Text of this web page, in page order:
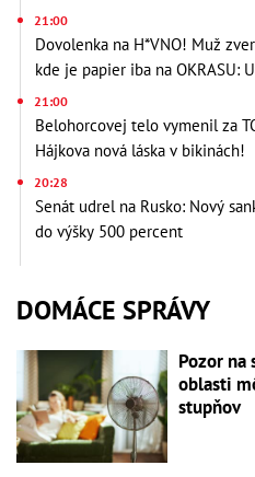
21:00
Dovolenka na H*VNO! Muž
kde je papier iba na OKRASU:
21:00
Belohorcovej telo vymenil za
Hájkova nová láska v bikinách!
20:28
Senát udrel na Rusko: Nový
do výšky 500 percent
DOMÁCE SPRÁVY
Pozor na
oblasti
stupňov